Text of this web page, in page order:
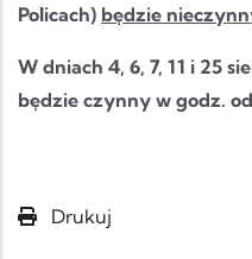
Policach) będzie
W dniach 4, 6, 7, 11 i 25
będzie czynny w godz.
Drukuj